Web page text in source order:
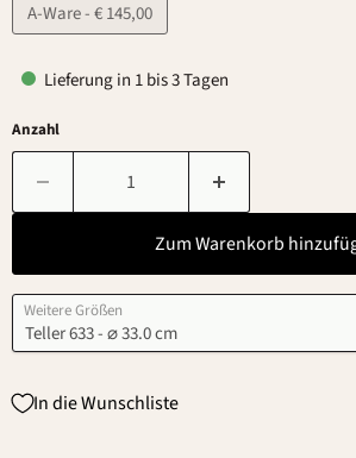
A-Ware - € 145,00
Lieferung in 1 bis 3 Tagen
Anzahl
Zum Warenkorb
Weitere Größen
In die Wunschliste